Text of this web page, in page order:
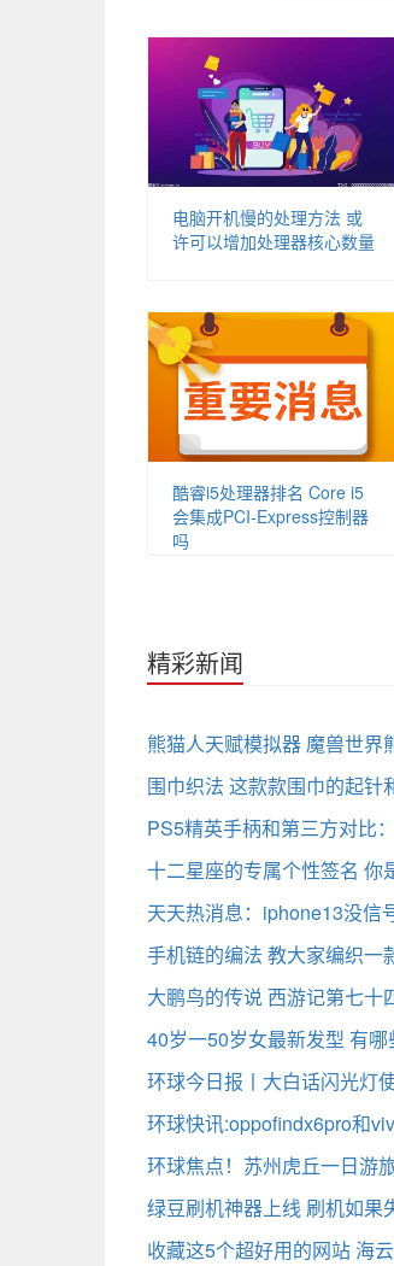
电脑开机慢的处理方法 或
许可以增加处理器核心数量
酷睿i5处理器排名 Core i5
会集成PCI-Express控制器
吗
精彩新闻
熊猫人天赋模拟器 魔兽世界
围巾织法 这款款围巾的起针
PS5精英手柄和第三方对比
十二星座的专属个性签名 你
天天热消息：iphone13没信
手机链的编法 教大家编织一
大鹏鸟的传说 西游记第七
40岁一50岁女最新发型 有
环球今日报丨大白话闪光灯
环球快讯:oppofindx6pro和
环球焦点！苏州虎丘一日游
绿豆刷机神器上线 刷机如果
收藏这5个超好用的网站 海